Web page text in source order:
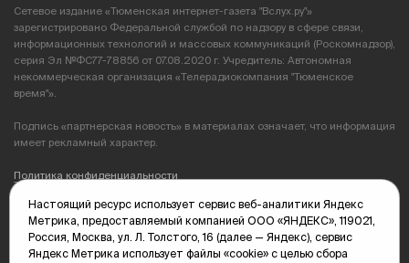
Сетевое издание «Тюменская интернет-газета "Вслух.ру"»
зарегистрировано Федеральной службой по надзору в сфере связи,
информационных технологий и массовых коммуникаций (Роскомнадзор),
серия Эл №ФС77-78856 от 07.08.2020 г. Учредитель: Автономная
некоммерческая организация «Телерадиокомпания "Тюменское
время"».
Подпись «партнерская новость» в материалах означает, что информация
имеет рекламный характер.
Политика конфиденциальности
Редакция: 625035, Тюмень, пр. Геологоразведчиков, 28А
(3452) 68-89-05
edit@vsluh.ru
Настоящий ресурс использует сервис веб-аналитики Яндекс
Метрика, предоставляемый компанией ООО «ЯНДЕКС», 119021,
Россия, Москва, ул. Л. Толстого, 16 (далее — Яндекс), сервис
Яндекс Метрика использует файлы «cookie» с целью сбора